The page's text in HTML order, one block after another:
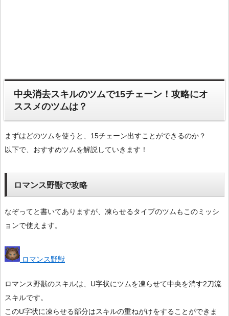
中央消去スキルのツムで15チェーン！攻略にオ
ススメのツムは？
まずはどのツムを使うと、15チェーン出すことができるのか？
以下で、おすすめツムを解説していきます！
ロマンス野獣で攻略
なぞってと書いてありますが、凍らせるタイプのツムもこのミッシ
ョンで使えます。
ロマンス野獣
ロマンス野獣のスキルは、U字状にツムを凍らせて中央を消す2刀流
スキルです。
このU字状に凍らせる部分はスキルの重ねがけをすることができま